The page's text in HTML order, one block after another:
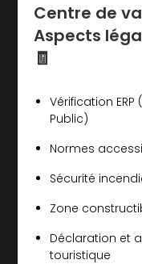
Centre de
Aspects
🧾
Vérification
Public)
Normes
Sécurité
Zone
Déclaration et
touristique